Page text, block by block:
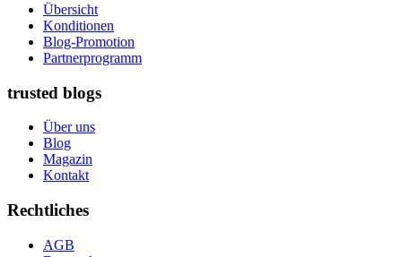
Übersicht
Konditionen
Blog-Promotion
Partnerprogramm
trusted blogs
Über uns
Blog
Magazin
Kontakt
Rechtliches
AGB